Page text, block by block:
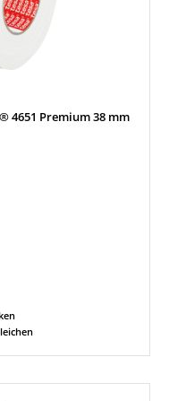
4651 Premium 38 mm